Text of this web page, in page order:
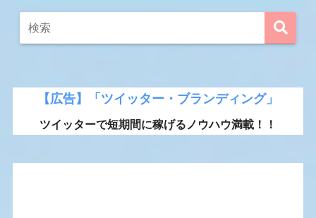
【広告】「ツイッター・ブランディング」
ツイッターで短期間に稼げるノウハウ満載！！